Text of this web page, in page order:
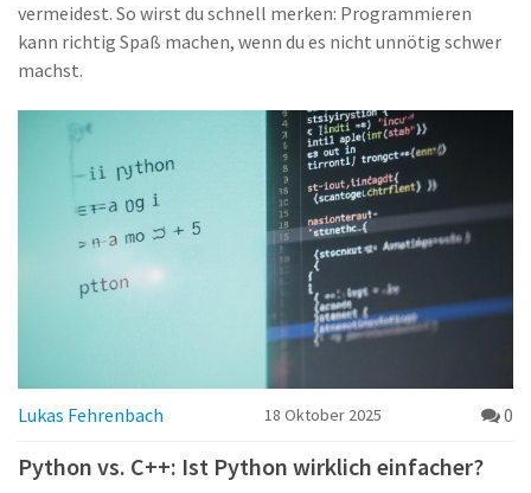
vermeidest. So wirst du schnell merken: Programmieren
kann richtig Spaß machen, wenn du es nicht unnötig schwer
machst.
Lukas Fehrenbach 18 Oktober 2025 0
Python vs. C++: Ist Python wirklich einfacher?